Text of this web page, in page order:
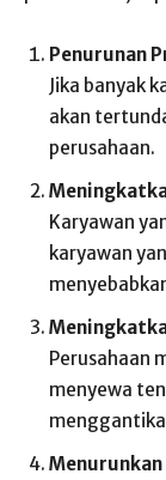
Penurunan
Jika banyak
akan
perusahaan.
Karyawan
karyawan
Perusahaan
menyewa